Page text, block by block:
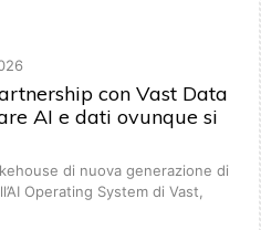
con Vast Data
AI e dati ovunque si
di nuova generazione di
Operating System di Vast,